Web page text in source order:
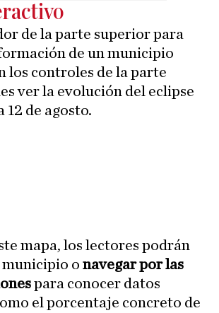
de la parte superior para
de un municipio
los controles de la parte
ver la evolución del eclipse
12 de agosto.
mapa, los lectores podrán
o navegar por las
para conocer datos
el porcentaje concreto de